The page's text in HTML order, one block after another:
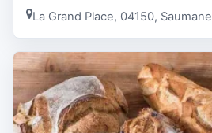
La Grand Place, 04150, Saumane